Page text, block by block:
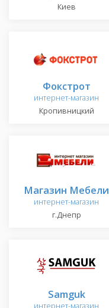
Киев
Фокстрот
интернет-магазин
Кропивницкий
Магазин Мебели
интернет-магазин
г.Днепр
Samguk